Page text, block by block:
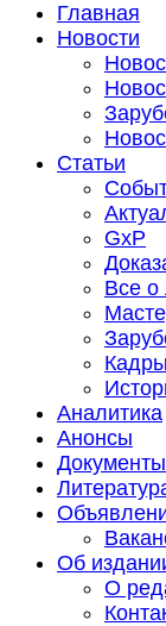
Главная
Новости
Статьи
GxP
Все о
Кадры
Аналитика
Анонсы
Документы
Об
О